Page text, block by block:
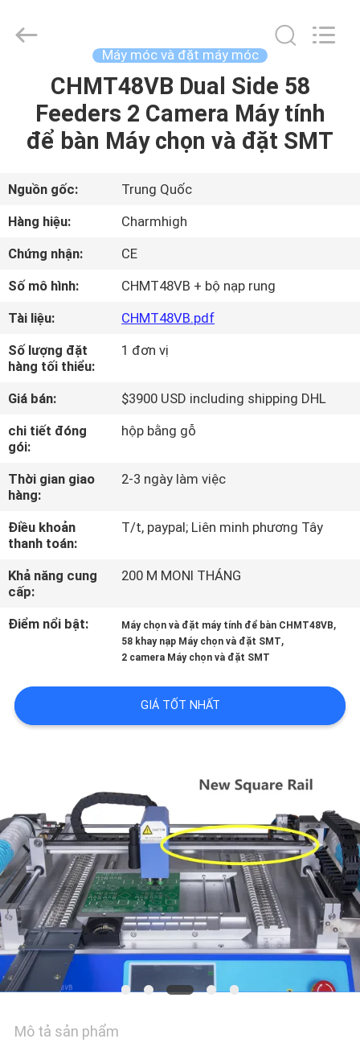
TRANG
CHỦ
SẢN
PHẨM
VỀ
CHÚNG
TÔI
CHUYẾN
THAM
QUAN
NHÀ
MÁY
KIỂM
SOÁT
LIÊN
CHÚNG
TÔI
TIN
TỨC
SHOPPING
ON
2026
Máy móc và đặt máy móc
CHMT48VB Dual Side 58
Feeders 2 Camera Máy tính
để bàn Máy chọn và đặt SMT
Nguồn gốc:
Trung Quốc
Hàng hiệu:
Charmhigh
Chứng nhận:
CE
Số mô hình:
CHMT48VB + bộ nạp rung
Tài liệu:
CHMT48VB.pdf
Số lượng đặt
hàng tối thiểu:
1 đơn vị
Giá bán:
$3900 USD including shipping DHL
chi tiết đóng
gói:
hộp bằng gỗ
Thời gian giao
hàng:
2-3 ngày làm việc
Điều khoản
thanh toán:
T/t, paypal; Liên minh phương Tây
Khả năng cung
cấp:
200 M MONI THÁNG
Điểm nổi bật: Máy chọn và đặt máy tính để bàn CHMT48VB,
58 khay nạp Máy chọn và đặt SMT,
2 camera Máy chọn và đặt SMT
GIÁ TỐT NHẤT
Mô tả sản phẩm